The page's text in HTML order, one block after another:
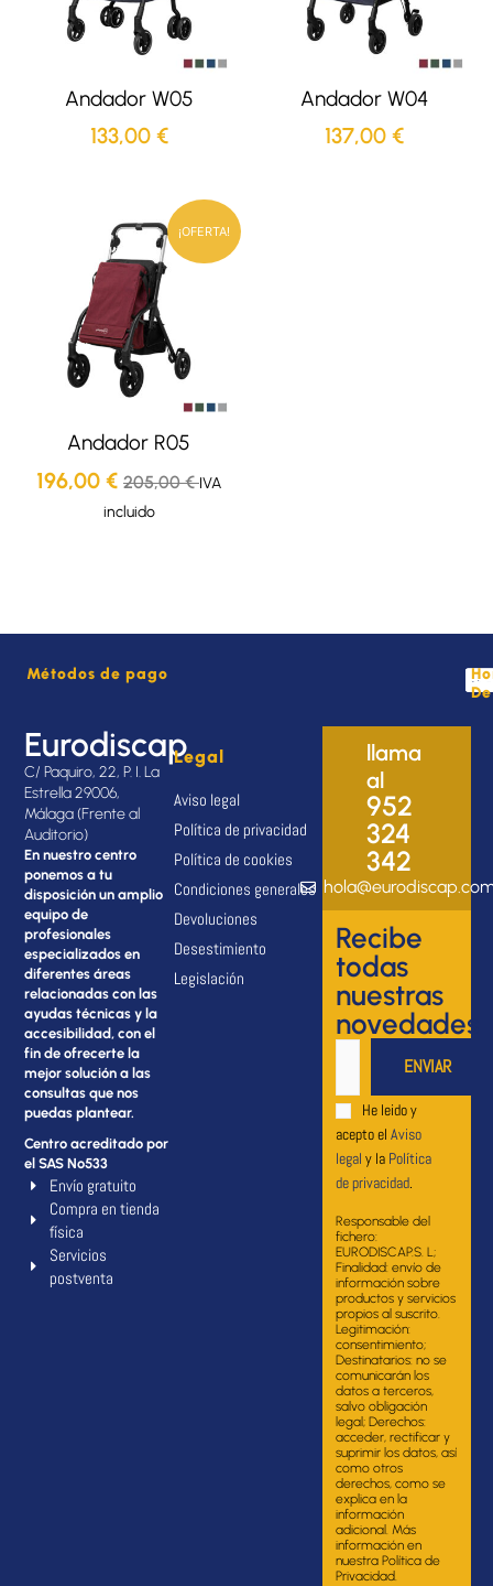
Andador W05
133,00 €
Andador W04
137,00 €
¡OFERTA!
Andador R05
196,00 € 205,00€ IVA
incluido
Métodos de pago
Eurodiscap
C/ Paquiro, 22, P. I. La
Estrella 29006,
Málaga (Frente al
Auditorio)
En nuestro centro
ponemos a tu
disposición un amplio
equipo de
profesionales
especializados en
diferentes áreas
relacionadas con las
ayudas técnicas y la
accesibilidad, con el
fin de ofrecerte la
mejor solución a las
consultas que nos
puedas plantear.
Centro acreditado por
el SAS Nº533
Envío gratuito
Compra en tienda
física
Servicios
postventa
Legal
Aviso legal
Política de privacidad
Política de cookies
Condiciones generales
Devoluciones
Desestimiento
Legislación
llama
al
952
324
342
Recibe
todas
nuestras
novedades
He leido y
acepto el Aviso
legal y la Política
de privacidad.
Responsable del
fichero:
EURODISCAP.S. L;
Finalidad: envío de
información sobre
productos y servicios
propios al suscrito.
Legitimación:
consentimiento;
Destinatarios: no se
comunicarán los
datos a terceros,
salvo obligación
legal; Derechos:
acceder, rectificar y
suprimir los datos, así
como otros
derechos, como se
explica en la
información
adicional. Más
información en
nuestra Política de
Privacidad.